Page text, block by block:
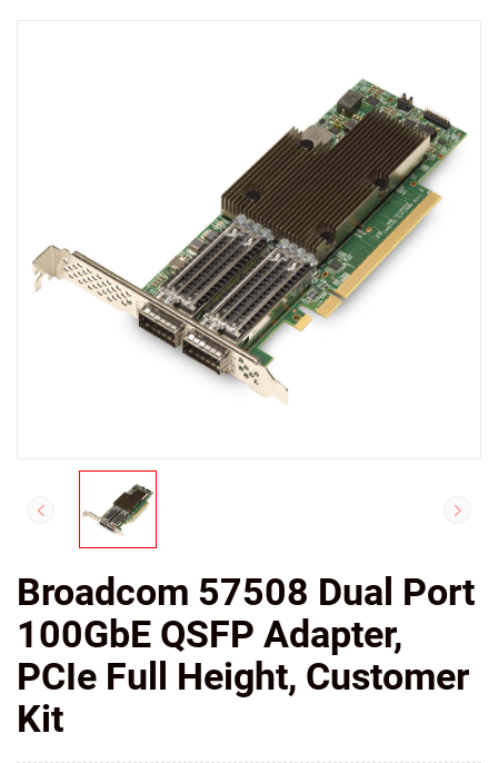
Broadcom 57508 Dual Port
100GbE QSFP Adapter,
PCIe Full Height, Customer
Kit